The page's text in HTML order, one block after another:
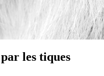
les tiques